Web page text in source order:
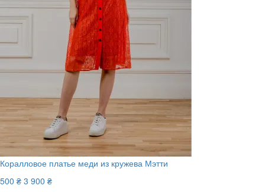
Коралловое платье меди из кружева Мэтти
500 ₴ 3 900 ₴